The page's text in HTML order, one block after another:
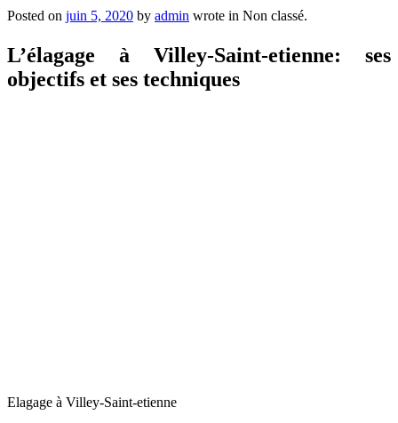
Posted on juin 5, 2020 by admin wrote in Non classé.
L’élagage à Villey-Saint-etienne: ses
objectifs et ses techniques
Elagage à Villey-Saint-etienne